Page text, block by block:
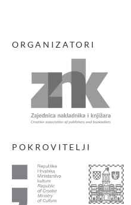
ORGANIZATORI
POKROVITELJI